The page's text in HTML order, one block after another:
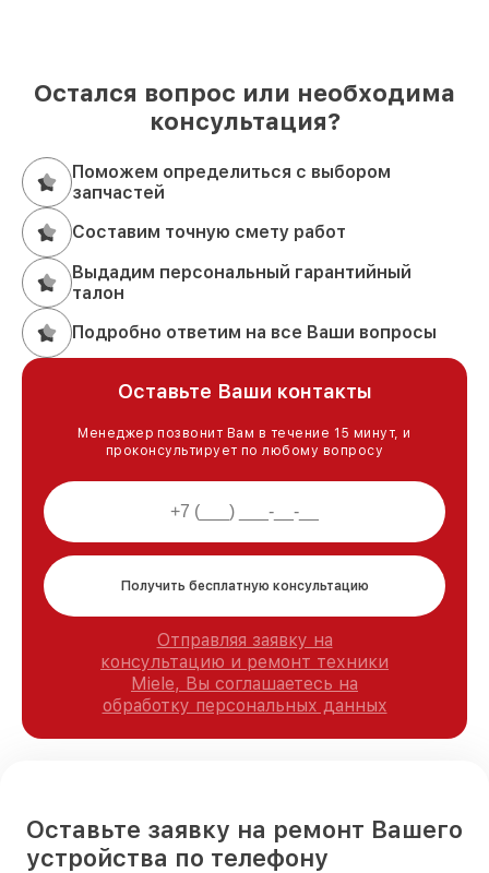
Остался вопрос или необходима
консультация?
Поможем определиться с выбором
запчастей
Составим точную смету работ
Выдадим персональный гарантийный
талон
Подробно ответим на все Ваши вопросы
Оставьте Ваши контакты
Менеджер позвонит Вам в течение 15 минут, и
проконсультирует по любому вопросу
Получить бесплатную консультацию
Отправляя заявку на
консультацию и ремонт техники
Miele, Вы соглашаетесь на
обработку персональных данных
Оставьте заявку на ремонт Вашего
устройства по телефону